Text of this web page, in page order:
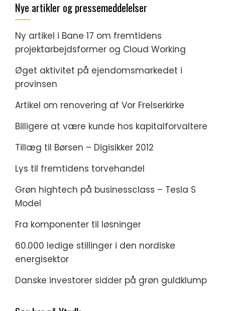
Nye artikler og pressemeddelelser
Ny artikel i Bane 17 om fremtidens
projektarbejdsformer og Cloud Working
Øget aktivitet på ejendomsmarkedet i
provinsen
Artikel om renovering af Vor Frelserkirke
Billigere at være kunde hos kapitalforvaltere
Tillæg til Børsen – Digisikker 2012
Lys til fremtidens torvehandel
Grøn hightech på businessclass – Tesla S
Model
Fra komponenter til løsninger
60.000 ledige stillinger i den nordiske
energisektor
Danske investorer sidder på grøn guldklump